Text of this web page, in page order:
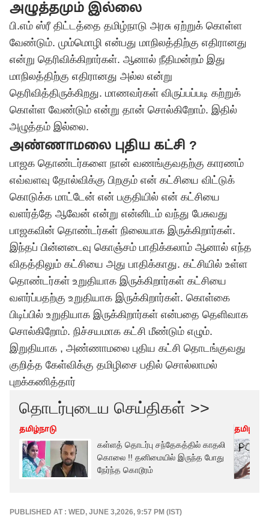
அழுத்தமும் இல்லை
பி.எம் ஸ்ரீ திட்டத்தை தமிழ்நாடு அரசு ஏற்றுக் கொள்ள
வேண்டும். மும்மொழி என்பது மாநிலத்திற்கு எதிரானது
என்று தெரிவிக்கிறார்கள். ஆனால் நீதிமன்றம் இது
மாநிலத்திற்கு எதிரானது அல்ல என்று
தெரிவித்திருக்கிறது. மாணவர்கள் விருப்பப்படி கற்றுக்
கொள்ள வேண்டும் என்று தான் சொல்கிறோம். இதில்
அழுத்தம் இல்லை.
அண்ணாமலை புதிய கட்சி ?
பாஜக தொண்டர்களை நான் வணங்குவதற்கு காரணம்
எவ்வளவு தோல்விக்கு பிறகும் என் கட்சியை விட்டுக்
கொடுக்க மாட்டேன் என் பகுதியில் என் கட்சியை
வளர்த்தே ஆவேன் என்று என்னிடம் வந்து பேசுவது
பாஜகவின் தொண்டர்கள் நிலையாக இருக்கிறார்கள்.
இந்தப் பின்னடைவு கொஞ்சம் பாதிக்கலாம் ஆனால் எந்த
விதத்திலும் கட்சியை அது பாதிக்காது. கட்சியில் உள்ள
தொண்டர்கள் உறுதியாக இருக்கிறார்கள் கட்சியை
வளர்ப்பதற்கு உறுதியாக இருக்கிறார்கள். கொள்கை
பிடிப்பில் உறுதியாக இருக்கிறார்கள் என்பதை தெளிவாக
சொல்கிறோம். நிச்சயமாக கட்சி மீண்டும் எழும்.
இறுதியாக , அண்ணாமலை புதிய கட்சி தொடங்குவது
குறித்த கேள்விக்கு தமிழிசை பதில் சொல்லாமல்
புறக்கணித்தார்
தொடர்புடைய செய்திகள் >>
தமிழ்நாடு
கள்ளத் தொடர்பு சந்தேகத்தில் காதலி
கொலை !! தனிமையில் இருந்த போது
நேர்ந்த கொடூரம்
PUBLISHED AT : WED, JUNE 3,2026, 9:57 PM (IST)